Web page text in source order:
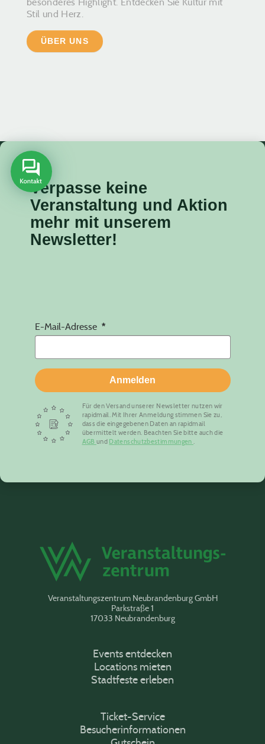
Stil und Herz.
ÜBER UNS
Verpasse keine
Veranstaltung und Aktion
mehr mit unserem
Newsletter!
E-Mail-Adresse
Anmelden
Für den Versand unserer Newsletter nutzen wir
rapidmail. Mit Ihrer Anmeldung stimmen Sie zu,
dass die eingegebenen Daten an rapidmail
übermittelt werden. Beachten Sie bitte auch die
AGB und Datenschutzbestimmungen.
Veranstaltungszentrum Neubrandenburg GmbH
Parkstraße 1
17033 Neubrandenburg
Events entdecken
Locations mieten
Stadtfeste erleben
Ticket-Service
Besucherinformationen